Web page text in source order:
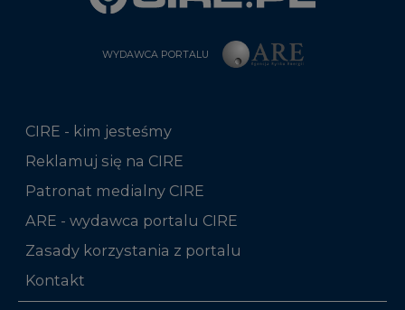
WYDAWCA PORTALU
CIRE - kim jesteśmy
Reklamuj się na CIRE
Patronat medialny CIRE
ARE - wydawca portalu CIRE
Zasady korzystania z portalu
Kontakt